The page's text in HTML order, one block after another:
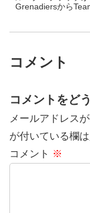
Grenadiersから
コメント
コメントをど
メールアドレス
が付いている欄
コメント ※